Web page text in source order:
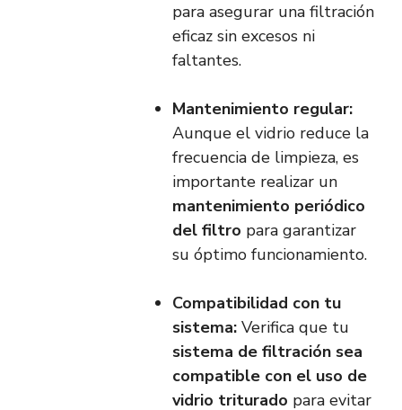
para asegurar una filtración
eficaz sin excesos ni
faltantes.
Mantenimiento regular:
Aunque el vidrio reduce la
frecuencia de limpieza, es
importante realizar un
mantenimiento periódico
del filtro para garantizar
su óptimo funcionamiento.
Compatibilidad con tu
sistema: Verifica que tu
sistema de filtración sea
compatible con el uso de
vidrio triturado para evitar